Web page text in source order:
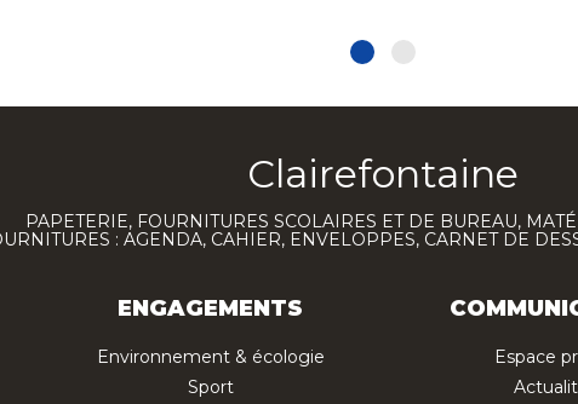
Clairefontaine
PAPETERIE, FOURNITURES SCOLAIRES ET DE BUREAU,
: AGENDA, CAHIER, ENVELOPPES, CARNET DE
ENGAGEMENTS
Environnement & écologie
Sport
Espace